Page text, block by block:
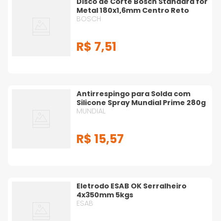
Metal 180x1,6mm Centro Reto
BOSCH
R$ 7,51
Antirrespingo para Solda com
Silicone Spray Mundial Prime 280g
MUNDIAL
R$ 15,57
Eletrodo ESAB OK Serralheiro
4x350mm 5kgs
ESAB